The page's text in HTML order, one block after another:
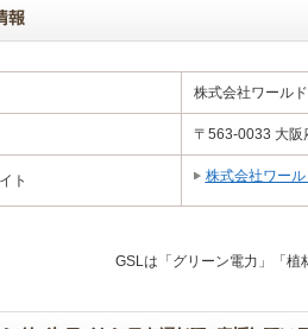
株式会社ワール
〒563-0033 大阪
ト 株式会社ワー
GSLは「グリーン電力」「植